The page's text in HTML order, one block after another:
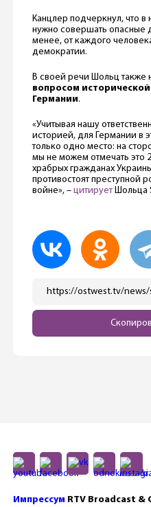
Канцлер подчеркнул, что
нужно совершать опасные
менее, от каждого
демократии.
В своей речи Шольц также
вопросом
Германии.
«Учитывая нашу
историей, для Германии в
только одно место: на
мы не можем отмечать это
храбрых гражданах
противостоят преступной
войне», – цитируетШольца
Импрессум RTV Broadcast &